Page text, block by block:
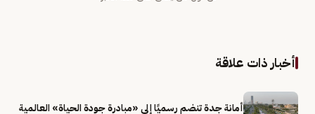
أخبار ذات علاقة
أمانة جدة تنضم رسميًا إلى «مبادرة جودة الحياة» العالمية